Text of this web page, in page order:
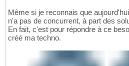
Même si je reconnais que
n'a pas de concurrent, à part des
En fait, c'est pour répondre à ce
créé ma techno.